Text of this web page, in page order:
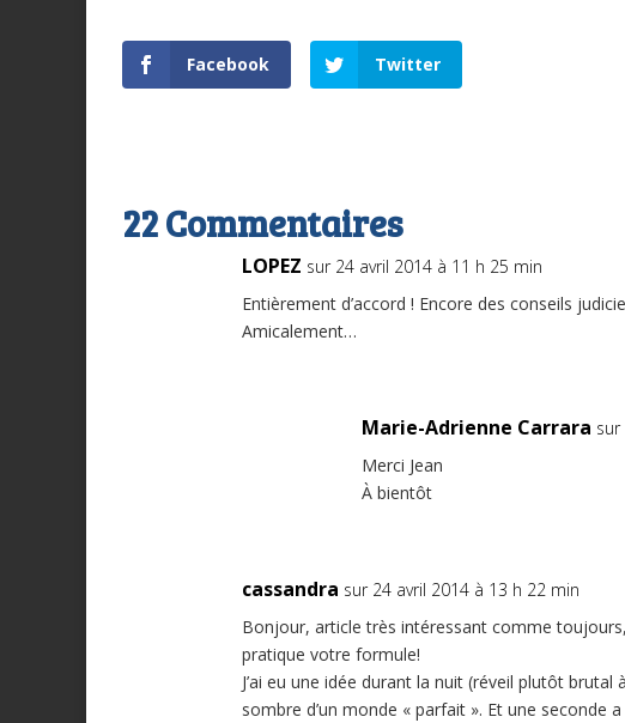
Facebook Twitter
22 Commentaires
LOPEZ sur 24 avril 2014 à 11 h 25 min
Entièrement d’accord ! Encore des conseils
Amicalement…
Marie-Adrienne Carrara
Merci Jean
À bientôt
cassandra sur 24 avril 2014 à 13 h 22 min
Bonjour, article très intéressant comme
pratique votre formule!
J’ai eu une idée durant la nuit (réveil plutôt
sombre d’un monde « parfait ». Et une seconde